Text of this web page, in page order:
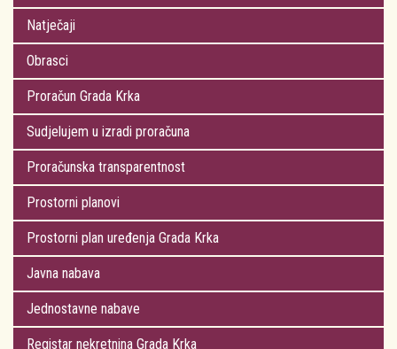
Natječaji
Obrasci
Proračun Grada Krka
Sudjelujem u izradi proračuna
Proračunska transparentnost
Prostorni planovi
Prostorni plan uređenja Grada Krka
Javna nabava
Jednostavne nabave
Registar nekretnina Grada Krka